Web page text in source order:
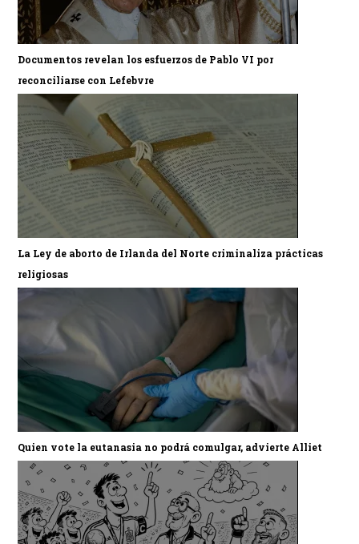
Documentos revelan los esfuerzos de Pablo VI por
reconciliarse con Lefebvre
La Ley de aborto de Irlanda del Norte criminaliza prácticas
religiosas
Quien vote la eutanasia no podrá comulgar, advierte Alliet